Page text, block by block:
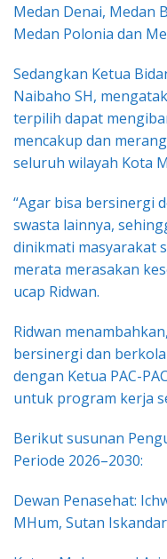
Medan Denai, Medan
Medan Polonia dan
Sedangkan Ketua
Naibaho SH,
terpilih dapat
mencakup dan
seluruh wilayah Kota
“Agar bisa bersinergi
swasta lainnya,
dinikmati masyarakat
merata merasakan
ucap Ridwan.
Ridwan
bersinergi dan
dengan Ketua PAC-
untuk program kerja
Berikut susunan
Periode 2026–2030:
Dewan Penasehat:
MHum, Sutan